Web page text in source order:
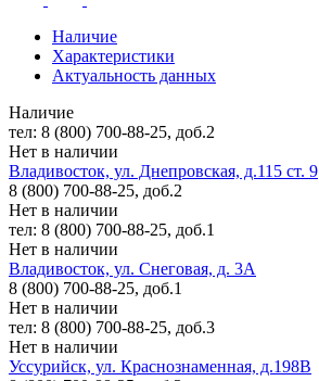
Наличие
Характеристики
Актуальность данных
Наличие
тел: 8 (800) 700-88-25, доб.2
Нет в наличии
Владивосток, ул. Днепровская, д.115 ст. 9
8 (800) 700-88-25, доб.2
Нет в наличии
тел: 8 (800) 700-88-25, доб.1
Нет в наличии
Владивосток, ул. Снеговая, д. 3А
8 (800) 700-88-25, доб.1
Нет в наличии
тел: 8 (800) 700-88-25, доб.3
Нет в наличии
Уссурийск, ул. Краснознаменная, д.198В